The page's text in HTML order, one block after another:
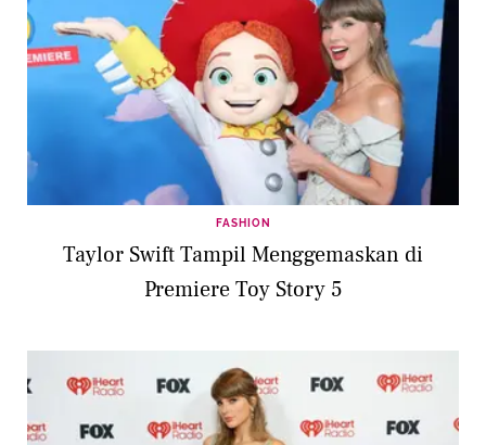
FASHION
Taylor Swift Tampil Menggemaskan di
Premiere Toy Story 5